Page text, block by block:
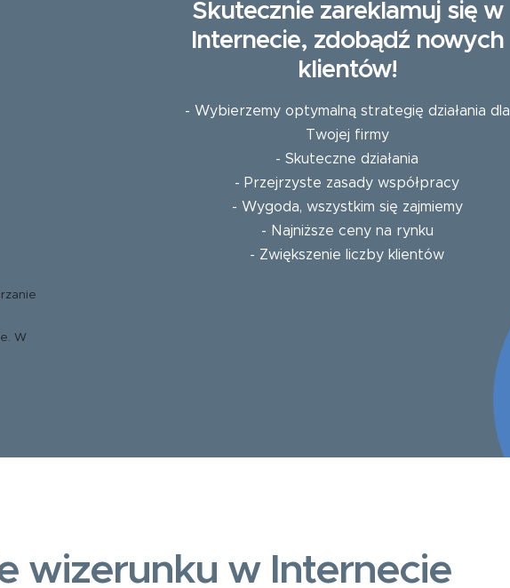
W
Skutecznie zareklamuj się w
Internecie, zdobądź nowych
klientów!
- Wybierzemy optymalną strategię działania dla
Twojej firmy
- Skuteczne działania
- Przejrzyste zasady współpracy
- Wygoda, wszystkim się zajmiemy
- Najniższe ceny na rynku
- Zwiększenie liczby klientów
wizerunku w Internecie